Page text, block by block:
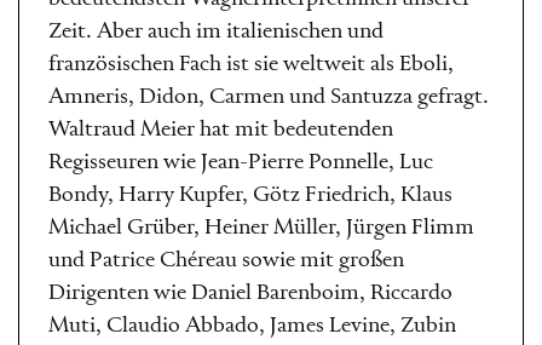
Zeit. Aber auch im italienischen und
französischen Fach ist sie weltweit als Eboli,
Amneris, Didon, Carmen und Santuzza gefragt.
Waltraud Meier hat mit bedeutenden
Regisseuren wie Jean-Pierre Ponnelle, Luc
Bondy, Harry Kupfer, Götz Friedrich, Klaus
Michael Grüber, Heiner Müller, Jürgen Flimm
und Patrice Chéreau sowie mit großen
Dirigenten wie Daniel Barenboim, Riccardo
Muti, Claudio Abbado, James Levine, Zubin